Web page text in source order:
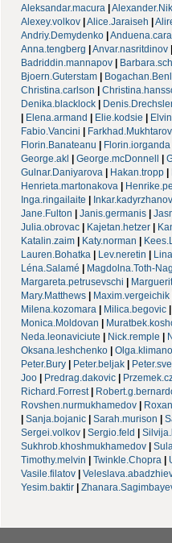
Aleksandar.macura |
Alexey.volkov |Alice.Jaraiseh |
Andriy.Demydenko |
Anna.tengberg |Anvar.nasritdinov |
Badriddin.mannapov |
Bjoern.Guterstam |
Christina.carlson |
Denika.blacklock |
| Elena.armand | Elie.kodsie |
Fabio.Vancini | Farkhad.Mukhtarov
Florin.Banateanu | Florin.iorganda
George.akl | George.mcDonnell |
Gulnar.Daniyarova | Hakan.tropp |
Henrieta.martonakova |
Inga.ringailaite |
Jane.Fulton | Janis.germanis |
Julia.obrovac | Kajetan.hetzer |
Katalin.zaim | Katy.norman |
Lauren.Bohatka | Lev.neretin |
Léna.Salamé | Magdolna.Toth-
Margareta.petrusevschi |
Mary.Matthews | Maxim.vergeichik
Milena.kozomara | Milica.begovic |
Monica.Moldovan |
Neda.leonaviciute | Nick.remple |
Oksana.leshchenko |
Peter.Bury | Peter.beljak |
Joo | Predrag.dakovic |
Richard.Forrest |
Rovshen.nurmukhamedov |
| Sanja.bojanic | Sarah.murison |
Sergei.volkov | Sergio.feld |
Sukhrob.khoshmukhamedov |
Timothy.melvin | Twinkle.Chopra |
Vasile.filatov |
Yesim.baktir |